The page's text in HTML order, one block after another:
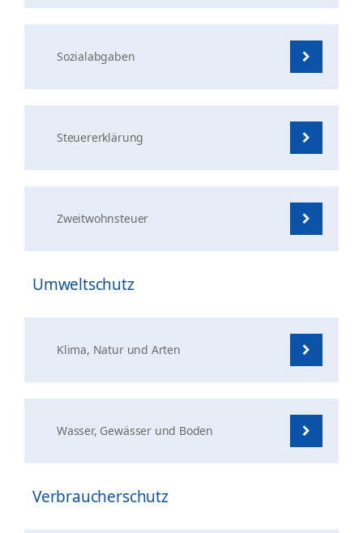
Sozialabgaben
Steuererklärung
Zweitwohnsteuer
Umweltschutz
Klima, Natur und Arten
Wasser, Gewässer und Boden
Verbraucherschutz